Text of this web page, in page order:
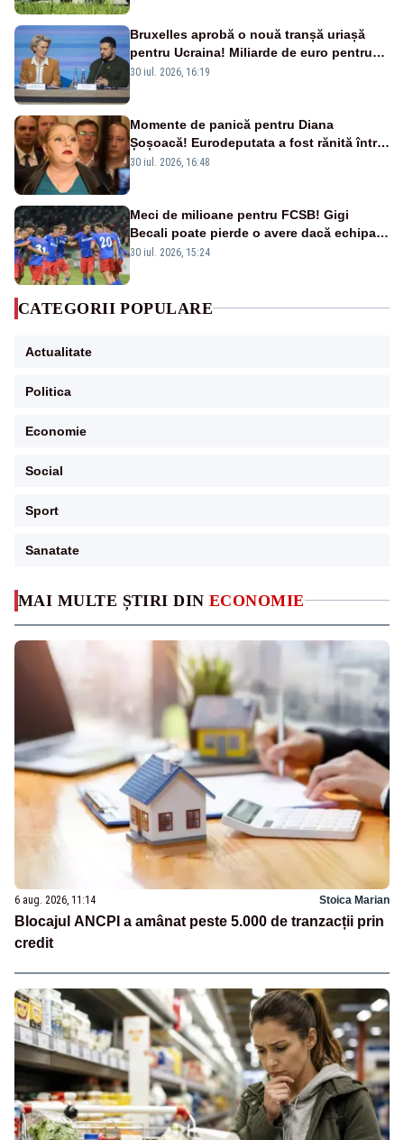
MAI MULTE ȘTIRI DIN ECONOMIE
6 aug. 2026, 11:14 Stoica Marian
Blocajul ANCPI a amânat peste 5.000 de tranzacții prin
credit
Bruxelles aprobă o nouă tranșă uriașă
pentru Ucraina! Miliarde de euro pentru
armament și apărare
30 iul. 2026, 16:19
Momente de panică pentru Diana
Șoșoacă! Eurodeputata a fost rănită într-
un accident rutier
30 iul. 2026, 16:48
Meci de milioane pentru FCSB! Gigi
Becali poate pierde o avere dacă echipa
este eliminată de FK Auda
30 iul. 2026, 15:24
CATEGORII POPULARE
Actualitate
Politica
Economie
Social
Sport
Sanatate